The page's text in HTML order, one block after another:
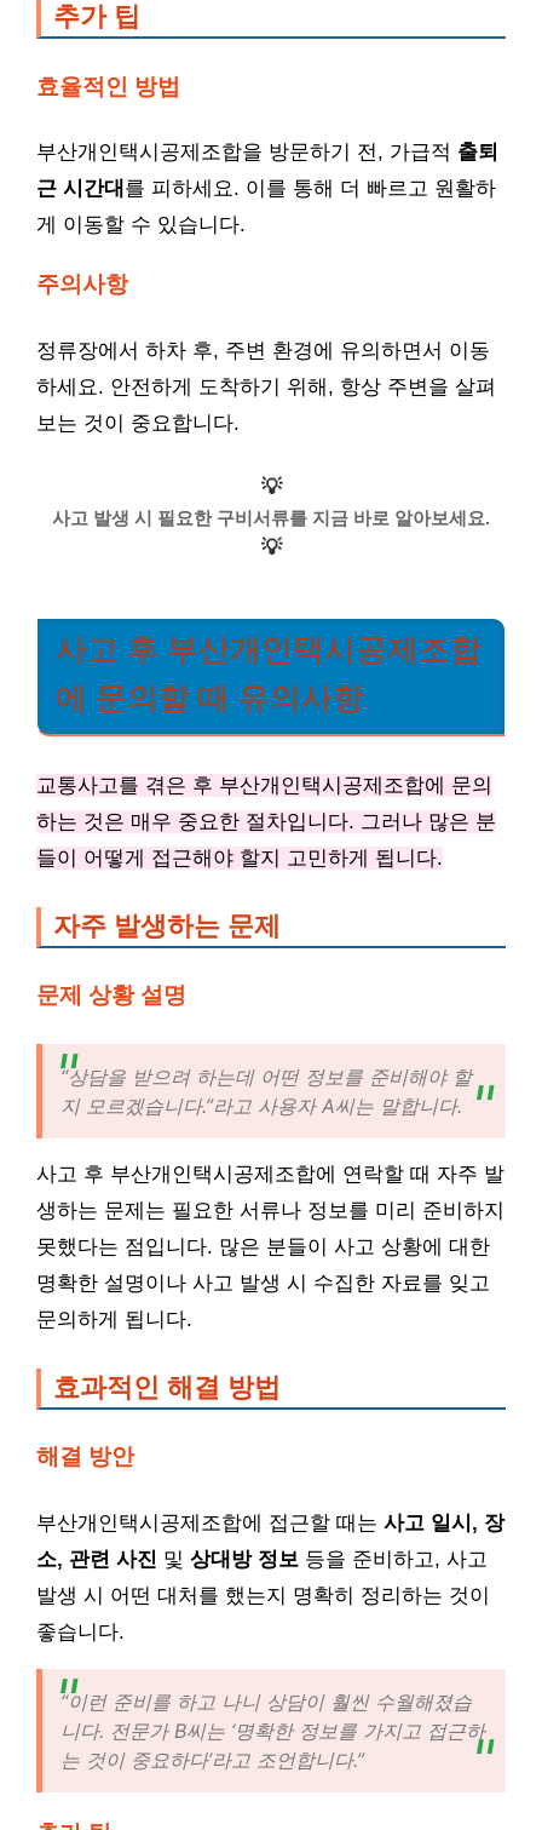
추가 팁
효율적인 방법
부산개인택시공제조합을 방문하기 전, 가급적 출퇴
근 시간대 를 피하세요. 이를 통해 더 빠르고 원활하
게 이동할 수 있습니다.
주의사항
정류장에서 하차 후, 주변 환경에 유의하면서 이동
하세요. 안전하게 도착하기 위해, 항상 주변을 살펴
보는 것이 중요합니다.
💡
사고 발생 시 필요한 구비서류를 지금 바로 알아보세요.
💡
사고 후 부산개인택시공제조합
에 문의할 때 유의사항
교통사고를 겪은 후 부산개인택시공제조합에 문의
하는 것은 매우 중요한 절차입니다. 그러나 많은 분
들이 어떻게 접근해야 할지 고민하게 됩니다.
자주 발생하는 문제
문제 상황 설명
“상담을 받으려 하는데 어떤 정보를 준비해야 할
지 모르겠습니다.”라고 사용자 A씨는 말합니다.
사고 후 부산개인택시공제조합에 연락할 때 자주 발
생하는 문제는 필요한 서류나 정보를 미리 준비하지
못했다는 점입니다. 많은 분들이 사고 상황에 대한
명확한 설명이나 사고 발생 시 수집한 자료를 잊고
문의하게 됩니다.
효과적인 해결 방법
해결 방안
부산개인택시공제조합에 접근할 때는 사고 일시, 장
소, 관련 사진 및 상대방 정보 등을 준비하고, 사고
발생 시 어떤 대처를 했는지 명확히 정리하는 것이
좋습니다.
“이런 준비를 하고 나니 상담이 훨씬 수월해졌습
니다. 전문가 B씨는 ‘명확한 정보를 가지고 접근하
는 것이 중요하다’라고 조언합니다.”